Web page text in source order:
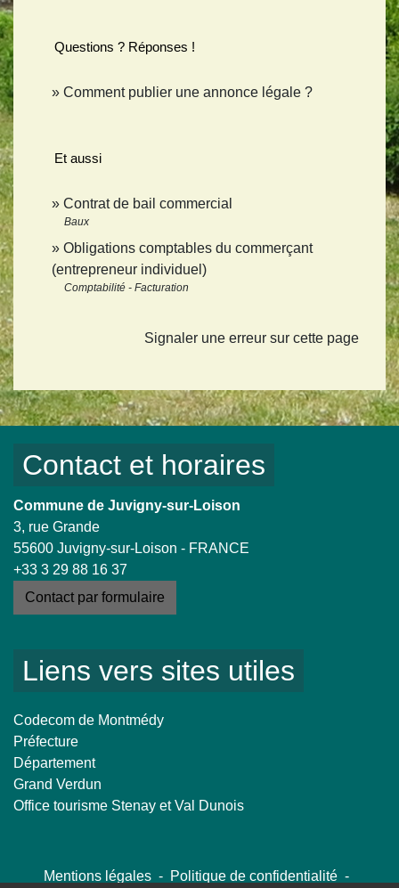
Questions ? Réponses !
Comment publier une annonce légale ?
Et aussi
Contrat de bail commercial
Baux
Obligations comptables du commerçant
(entrepreneur individuel)
Comptabilité - Facturation
Signaler une erreur sur cette page
Contact et horaires
Commune de Juvigny-sur-Loison
3, rue Grande
55600 Juvigny-sur-Loison - FRANCE
+33 3 29 88 16 37
Contact par formulaire
Liens vers sites utiles
Codecom de Montmédy
Préfecture
Département
Grand Verdun
Office tourisme Stenay et Val Dunois
Mentions légales - Politique de confidentialité -